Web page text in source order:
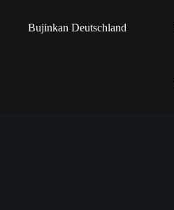
Bujinkan Deutschland